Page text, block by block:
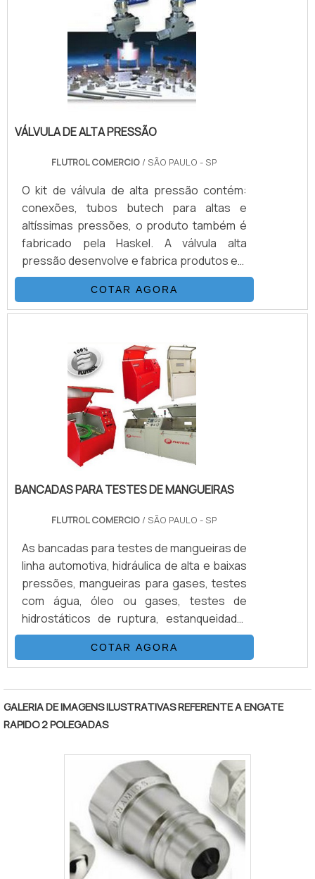
BOP Demolição de Concreto.DETALHES
BÁSICAS SOBRE O PRODUTOA função de
uma bomba é converter energia mecânica .
VÁLVULA DE ALTA PRESSÃO
FLUTROL COMERCIO / SÃO PAULO - SP
O kit de válvula de alta pressão contém:
conexões, tubos butech para altas e
altíssimas pressões, o produto também é
fabricado pela Haskel. A válvula alta
pressão desenvolve e fabrica produtos em
aço inoxidável, monel e hasteloy, os
principais itens da válvula são válvulas
esfera, agulha, retenção, tubos de
equipamentos sub-sea, como válvulas
atuadas e conexões.INFORMAÇÕES
BÁSICAS SOBRE O PRODUTOA válvula
agulha é revestido em aço inox com bitolas
COTAR AGORA
BANCADAS PARA TESTES DE MANGUEIRAS
FLUTROL COMERCIO / SÃO PAULO - SP
As bancadas para testes de mangueiras de
linha automotiva, hidráulica de alta e baixas
pressões, mangueiras para gases, testes
com água, óleo ou gases, testes de
hidrostáticos de ruptura, estanqueidade,
etc. O Consumo industrial de mangueiras
está crescendo numa velocidade
impressionante, assim como as exigências
na aquisição de produtos seguros e de
altíssima qualidade.Os fabricantes buscam
a excelência em sua produção e o mercado
testes cada vez mais rigorosos.
COTAR AGORA
GALERIA DE IMAGENS ILUSTRATIVAS REFERENTE A ENGATE
RAPIDO 2 POLEGADAS